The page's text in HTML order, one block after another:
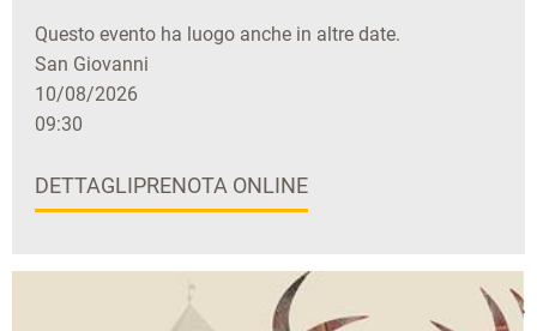
Questo evento ha luogo anche in altre date.
San Giovanni
10/08/2026
09:30
DETTAGLIPRENOTA ONLINE